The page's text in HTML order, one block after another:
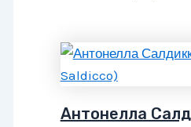
Антонелла